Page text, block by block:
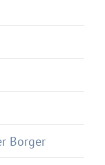
Borger